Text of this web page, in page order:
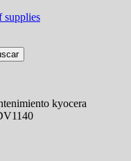
kyocera